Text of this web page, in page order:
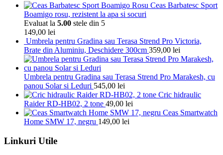
Ceas Barbatesc Sport
Boamigo rosu, rezistent la apa si socuri
Evaluat la 5.00 stele din 5
149,00 lei
Umbrela pentru Gradina sau Terasa Strend Pro Victoria,
Brate din Aluminiu, Deschidere 300cm 359,00 lei
Umbrela pentru Gradina sau Terasa Strend Pro Marakesh, cu
panou Solar si Leduri 545,00 lei
Cric hidraulic
Raider RD-HB02, 2 tone 49,00 lei
Ceas Smartwatch
Home SMW 17, negru 149,00 lei
Linkuri Utile